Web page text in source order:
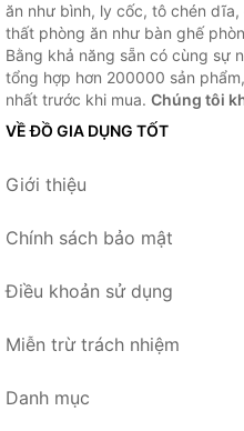
ăn như bình, ly cốc, tô chén
thất phòng ăn như bàn ghế
Bằng khả năng sẵn có cùng sự
tổng hợp hơn 200000 sản
nhất trước khi mua. Chúng tôi
VỀ ĐỒ GIA DỤNG TỐT
Giới thiệu
Chính sách bảo mật
Điều khoản sử dụng
Miễn trừ trách nhiệm
Danh mục